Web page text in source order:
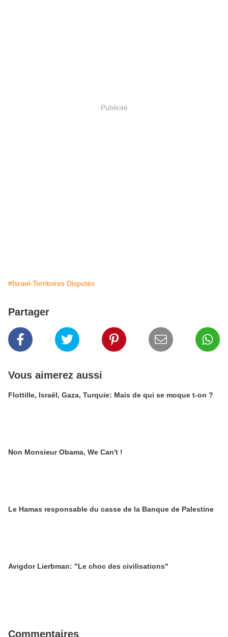
Publicité
#Israel-Territoires Disputés
Partager
Vous aimerez aussi
Flottille, Israël, Gaza, Turquie: Mais de qui se moque t-on ?
Non Monsieur Obama, We Can't !
Le Hamas responsable du casse de la Banque de Palestine
Avigdor Lierbman: "Le choc des civilisations"
Commentaires